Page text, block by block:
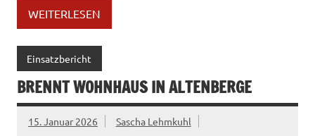
WEITERLESEN
Einsatzbericht
BRENNT WOHNHAUS IN ALTENBERGE
15. Januar 2026 Sascha Lehmkuhl